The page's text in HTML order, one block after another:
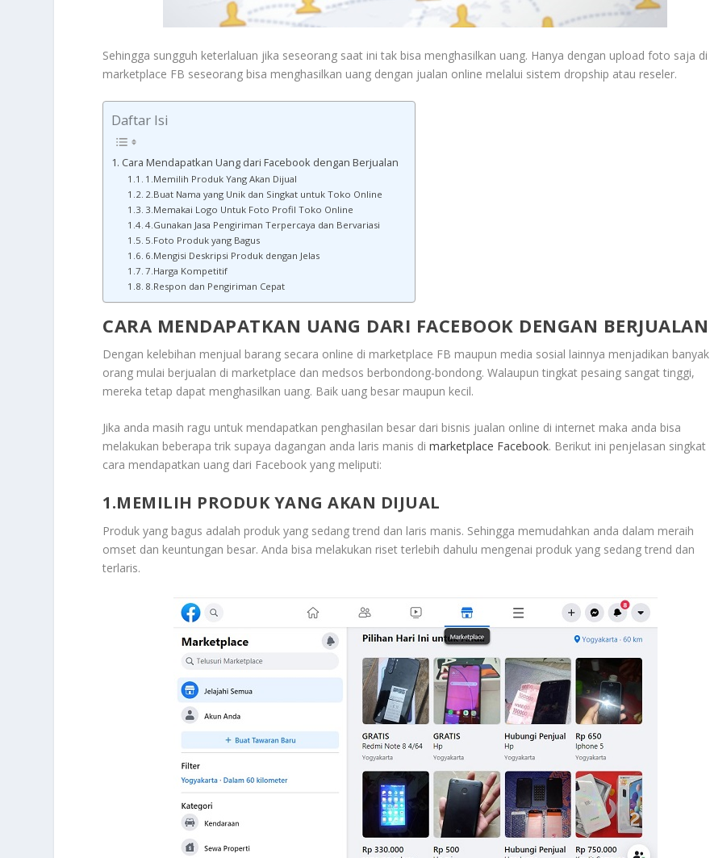
Sehingga sungguh keterlaluan jika seseorang saat ini tak bisa menghasilkan uang. Hanya dengan upload foto saja di
marketplace FB seseorang bisa menghasilkan uang dengan jualan online melalui sistem dropship atau reseler.
Daftar Isi
Cara Mendapatkan Uang dari Facebook dengan Berjualan
1.Memilih Produk Yang Akan Dijual
2.Buat Nama yang Unik dan Singkat untuk Toko Online
3.Memakai Logo Untuk Foto Profil Toko Online
4.Gunakan Jasa Pengiriman Terpercaya dan Bervariasi
5.Foto Produk yang Bagus
6.Mengisi Deskripsi Produk dengan Jelas
7.Harga Kompetitif
8.Respon dan Pengiriman Cepat
CARA MENDAPATKAN UANG DARI FACEBOOK DENGAN BERJUALAN
Dengan kelebihan menjual barang secara online di marketplace FB maupun media sosial lainnya menjadikan banyak
orang mulai berjualan di marketplace dan medsos berbondong-bondong. Walaupun tingkat pesaing sangat tinggi,
mereka tetap dapat menghasilkan uang. Baik uang besar maupun kecil.
Jika anda masih ragu untuk mendapatkan penghasilan besar dari bisnis jualan online di internet maka anda bisa
melakukan beberapa trik supaya dagangan anda laris manis dimarketplace Facebook. Berikut ini penjelasan singkat
cara mendapatkan uang dari Facebook yang meliputi:
1.MEMILIH PRODUK YANG AKAN DIJUAL
Produk yang bagus adalah produk yang sedang trend dan laris manis. Sehingga memudahkan anda dalam meraih
omset dan keuntungan besar. Anda bisa melakukan riset terlebih dahulu mengenai produk yang sedang trend dan
terlaris.